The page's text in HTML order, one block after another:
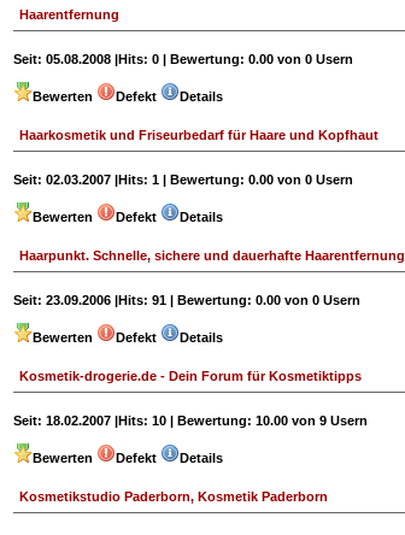
Haarentfernung
Seit: 05.08.2008 |Hits: 0 | Bewertung: 0.00 von 0 Usern
Bewerten Defekt Details
Haarkosmetik und Friseurbedarf für Haare und Kopfhaut
Seit: 02.03.2007 |Hits: 1 | Bewertung: 0.00 von 0 Usern
Bewerten Defekt Details
Haarpunkt. Schnelle, sichere und dauerhafte Haarentfernung
Seit: 23.09.2006 |Hits: 91 | Bewertung: 0.00 von 0 Usern
Bewerten Defekt Details
Kosmetik-drogerie.de - Dein Forum für Kosmetiktipps
Seit: 18.02.2007 |Hits: 10 | Bewertung: 10.00 von 9 Usern
Bewerten Defekt Details
Kosmetikstudio Paderborn, Kosmetik Paderborn